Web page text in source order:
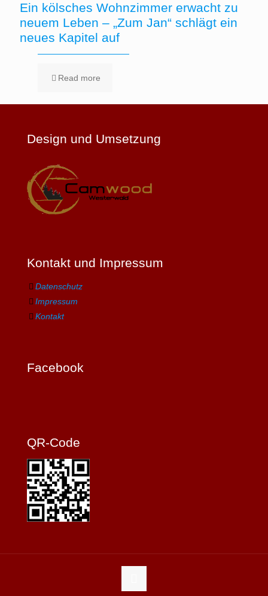
Ein kölsches Wohnzimmer erwacht zu
neuem Leben – „Zum Jan“ schlägt ein
neues Kapitel auf
Read more
Design und Umsetzung
Kontakt und Impressum
Datenschutz
Impressum
Kontakt
Facebook
QR-Code